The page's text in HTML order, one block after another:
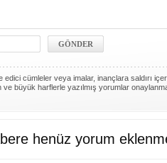
edici cümleler veya imalar, inançlara saldırı
büyük harflerle yazılmış yorumlar
henüz yorum